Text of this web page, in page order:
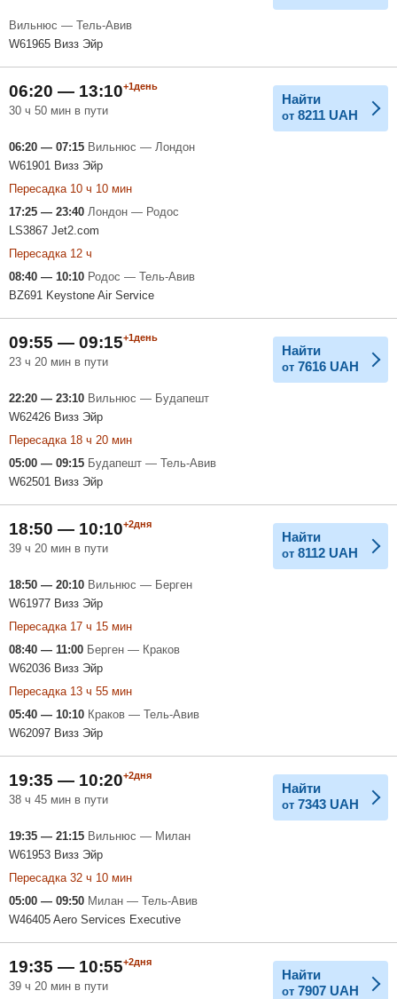
Вильнюс — Тель-Авив
W61965 Визз Эйр
06:20 — 13:10+1день
30 ч 50 мин в пути
Найти
от 8211 UAH
06:20 — 07:15 Вильнюс — Лондон
W61901 Визз Эйр
Пересадка 10 ч 10 мин
17:25 — 23:40 Лондон — Родос
LS3867 Jet2.com
Пересадка 12 ч
08:40 — 10:10 Родос — Тель-Авив
BZ691 Keystone Air Service
09:55 — 09:15+1день
23 ч 20 мин в пути
Найти
от 7616 UAH
22:20 — 23:10 Вильнюс — Будапешт
W62426 Визз Эйр
Пересадка 18 ч 20 мин
05:00 — 09:15 Будапешт — Тель-Авив
W62501 Визз Эйр
18:50 — 10:10+2дня
39 ч 20 мин в пути
Найти
от 8112 UAH
18:50 — 20:10 Вильнюс — Берген
W61977 Визз Эйр
Пересадка 17 ч 15 мин
08:40 — 11:00 Берген — Краков
W62036 Визз Эйр
Пересадка 13 ч 55 мин
05:40 — 10:10 Краков — Тель-Авив
W62097 Визз Эйр
19:35 — 10:20+2дня
38 ч 45 мин в пути
Найти
от 7343 UAH
19:35 — 21:15 Вильнюс — Милан
W61953 Визз Эйр
Пересадка 32 ч 10 мин
05:00 — 09:50 Милан — Тель-Авив
W46405 Aero Services Executive
19:35 — 10:55+2дня
39 ч 20 мин в пути
Найти
от 7907 UAH